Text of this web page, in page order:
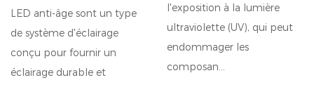
LED anti-âge sont un type
de système d'éclairage
conçu pour fournir un
éclairage durable et
l'exposition à la lumière
ultraviolette (UV), qui peut
endommager les
composan...